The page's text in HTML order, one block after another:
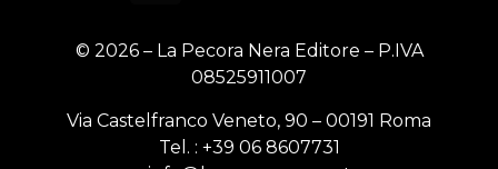
© 2026 – La Pecora Nera Editore – P.IVA
08525911007
Via Castelfranco Veneto, 90 – 00191 Roma
Tel. : +39 06 8607731